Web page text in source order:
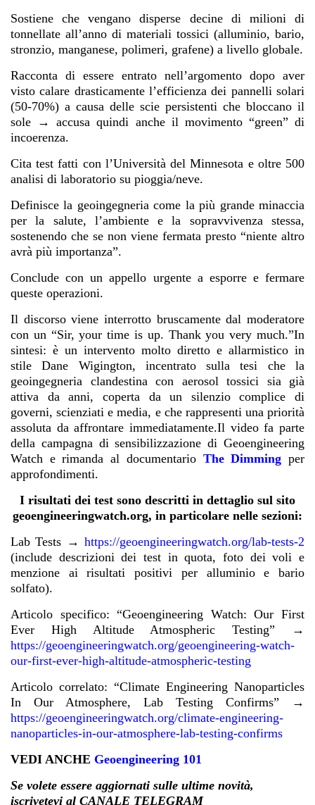
Sostiene che vengano disperse decine di milioni di
tonnellate all’anno di materiali tossici (alluminio, bario,
stronzio, manganese, polimeri, grafene) a livello globale.
Racconta di essere entrato nell’argomento dopo aver
visto calare drasticamente l’efficienza dei pannelli solari
(50-70%) a causa delle scie persistenti che bloccano il
sole → accusa quindi anche il movimento “green” di
incoerenza.
Cita test fatti con l’Università del Minnesota e oltre 500
analisi di laboratorio su pioggia/neve.
Definisce la geoingegneria come la più grande minaccia
per la salute, l’ambiente e la sopravvivenza stessa,
sostenendo che se non viene fermata presto “niente altro
avrà più importanza”.
Conclude con un appello urgente a esporre e fermare
queste operazioni.
Il discorso viene interrotto bruscamente dal moderatore
con un “Sir, your time is up. Thank you very much.”In
sintesi: è un intervento molto diretto e allarmistico in
stile Dane Wigington, incentrato sulla tesi che la
geoingegneria clandestina con aerosol tossici sia già
attiva da anni, coperta da un silenzio complice di
governi, scienziati e media, e che rappresenti una priorità
assoluta da affrontare immediatamente.Il video fa parte
della campagna di sensibilizzazione di Geoengineering
Watch e rimanda al documentario The Dimming per
approfondimenti.
I risultati dei test sono descritti in dettaglio sul sito
geoengineeringwatch.org, in particolare nelle sezioni:
Lab Tests →https://geoengineeringwatch.org/lab-tests-2
(include descrizioni dei test in quota, foto dei voli e
menzione ai risultati positivi per alluminio e bario
solfato).
Articolo specifico: “Geoengineering Watch: Our First
Ever High Altitude Atmospheric Testing” →
https://geoengineeringwatch.org/geoengineering-watch-
our-first-ever-high-altitude-atmospheric-testing
Articolo correlato: “Climate Engineering Nanoparticles
In Our Atmosphere, Lab Testing Confirms” →
https://geoengineeringwatch.org/climate-engineering-
nanoparticles-in-our-atmosphere-lab-testing-confirms
VEDI ANCHE Geoengineering 101
Se volete essere aggiornati sulle ultime novità,
iscrivetevi al CANALE TELEGRAM